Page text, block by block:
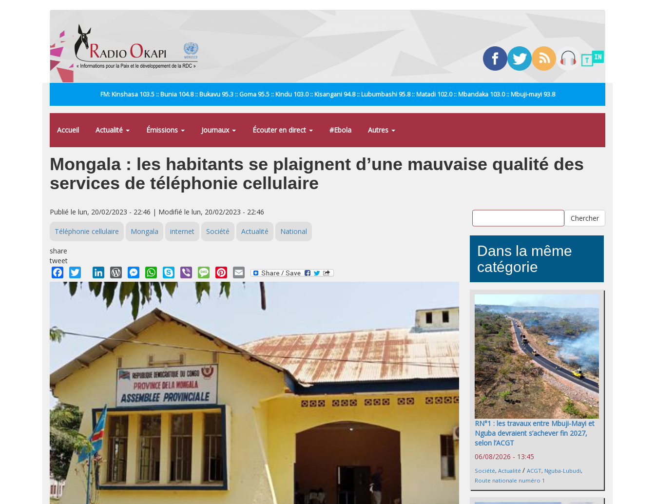
FM: Kinshasa 103.5 :: Bunia 104.8 :: Bukavu 95.3 :: Goma 95.5 :: Kindu 103.0 :: Kisangani 94.8 :: Lubumbashi 95.8 :: Matadi 102.0 :: Mbandaka 103.0 :: Mbuji-mayi 93.8
Accueil Actualité Émissions Journaux Écouter en direct #Ebola Autres
Mongala : les habitants se plaignent d’une mauvaise qualité des
services de téléphonie cellulaire
Publié le lun, 20/02/2023 - 22:46 | Modifié le lun, 20/02/2023 - 22:46
Téléphonie cellulaire Mongala internet Société Actualité National
share
tweet
Facebook
Twitter LinkedInWordPressMessengerWhatsApp
Skype Viber MessagePinterest
Email
Chercher
Dans la même
catégorie
RN°1 : les travaux entre Mbuji-Mayi et
Nguba devraient s’achever fin 2027,
selon l’ACGT
06/08/2026 - 13:45
Société, Actualité / ACGT, Nguba-Lubudi,
Route nationale numéro 1